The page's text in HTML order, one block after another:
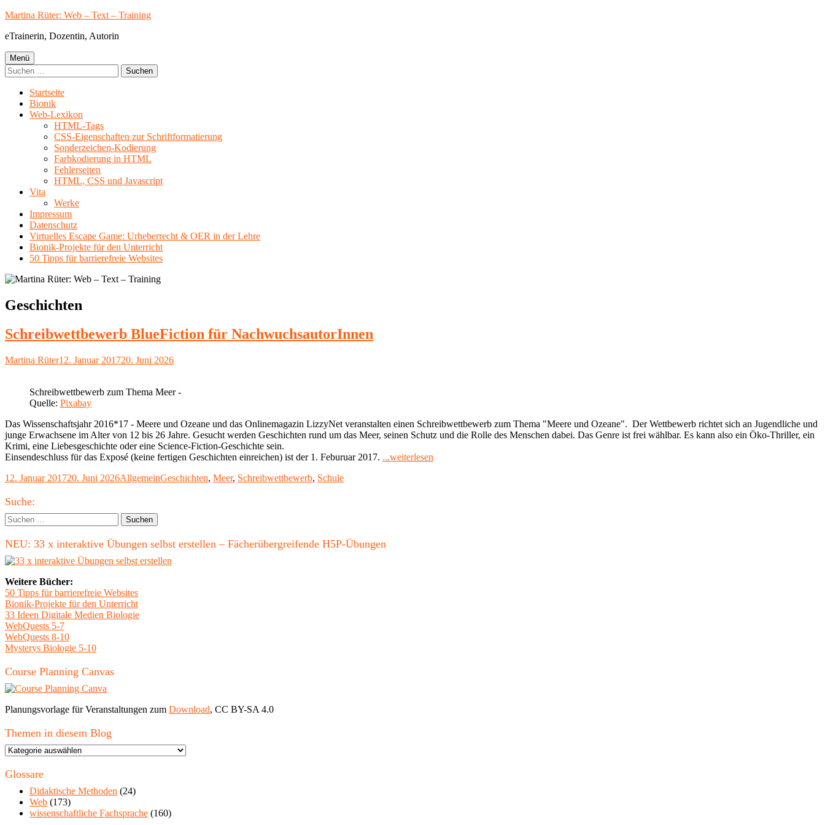
Springe
Inhalt
Martina Rüter: Web – Text – Training
eTrainerin, Dozentin, Autorin
Primäres
Menü
Menü
Suchen
nach:
Startseite
Bionik
Web-Lexikon
HTML-Tags
CSS-Eigenschaften zur Schriftformatierung
Sonderzeichen-Kodierung
Farbkodierung in HTML
Fehlerseiten
HTML, CSS und Javascript
Vita
Werke
Impressum
Datenschutz
Virtuelles Escape Game: Urheberrecht & OER in der Lehre
Bionik-Projekte für den Unterricht
50 Tipps für barrierefreie Websites
Schlagwort:
Geschichten
Schreibwettbewerb BlueFiction für NachwuchsautorInnen
Autor
Martina RüterVeröffentlicht
12. Januar 201720. Juni 2026
Schreibwettbewerb zum Thema Meer -
Quelle: Pixabay
Das Wissenschaftsjahr 2016*17 - Meere und Ozeane und das Onlinemagazin LizzyNet veranstalten einen Schreibwettbewerb zum Thema "Meere und Ozeane". Der Wettbewerb richtet sich an Jugendliche und
junge Erwachsene im Alter von 12 bis 26 Jahre. Gesucht werden Geschichten rund um das Meer, seinen Schutz und die Rolle des Menschen dabei. Das Genre ist frei wählbar. Es kann also ein Öko-Thriller, ein
Krimi, eine Liebesgeschichte oder eine Science-Fiction-Geschichte sein.
Einsendeschluss für das Exposé (keine fertigen Geschichten einreichen) ist der 1. Feburuar 2017. ...weiterlesen
Veröffentlicht
12. Januar 201720. Juni 2026Kategorien
AllgemeinSchlagwörter
Geschichten, Meer, Schreibwettbewerb, Schule
Haupt-
Seitenleiste
Suche:
Suchen
nach:
NEU: 33 x interaktive Übungen selbst erstellen – Fächerübergreifende H5P-Übungen
Weitere Bücher:
50 Tipps für barrierefreie Websites
Bionik-Projekte für den Unterricht
33 Ideen Digitale Medien Biologie
WebQuests 5-7
WebQuests 8-10
Mysterys Biologie 5-10
Course Planning Canvas
Planungsvorlage für Veranstaltungen zum Download, CC BY-SA 4.0
Themen in diesem Blog
Themen
diesem
Glossare
Didaktische Methoden (24)
Web (173)
wissenschaftliche Fachsprache (160)